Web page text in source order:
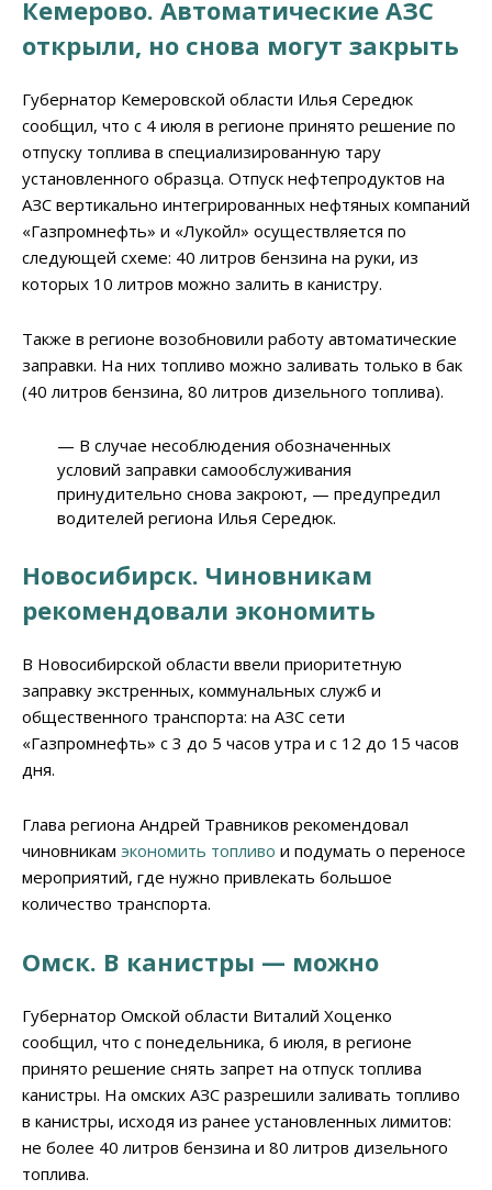
Кемерово. Автоматические АЗС
открыли, но снова могут закрыть
Губернатор Кемеровской области Илья Середюк
сообщил, что с 4 июля в регионе принято решение по
отпуску топлива в специализированную тару
установленного образца. Отпуск нефтепродуктов на
АЗС вертикально интегрированных нефтяных компаний
«Газпромнефть» и «Лукойл» осуществляется по
следующей схеме: 40 литров бензина на руки, из
которых 10 литров можно залить в канистру.
Также в регионе возобновили работу автоматические
заправки. На них топливо можно заливать только в бак
(40 литров бензина, 80 литров дизельного топлива).
— В случае несоблюдения обозначенных
условий заправки самообслуживания
принудительно снова закроют, — предупредил
водителей региона Илья Середюк.
Новосибирск. Чиновникам
рекомендовали экономить
В Новосибирской области ввели приоритетную
заправку экстренных, коммунальных служб и
общественного транспорта: на АЗС сети
«Газпромнефть» с 3 до 5 часов утра и с 12 до 15 часов
дня.
Глава региона Андрей Травников рекомендовал
чиновникам экономить топливо и подумать о переносе
мероприятий, где нужно привлекать большое
количество транспорта.
Омск. В канистры — можно
Губернатор Омской области Виталий Хоценко
сообщил, что с понедельника, 6 июля, в регионе
принято решение снять запрет на отпуск топлива
канистры. На омских АЗС разрешили заливать топливо
в канистры, исходя из ранее установленных лимитов:
не более 40 литров бензина и 80 литров дизельного
топлива.